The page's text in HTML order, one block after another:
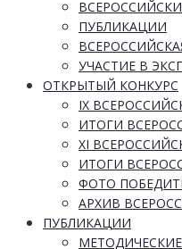
ПУБЛИКАЦИИ
УЧАСТИЕ В
ОТКРЫТЫЙ КОНКУРС
IX
ИТОГИ
XI
ИТОГИ
ФОТО
АРХИВ
ПУБЛИКАЦИИ